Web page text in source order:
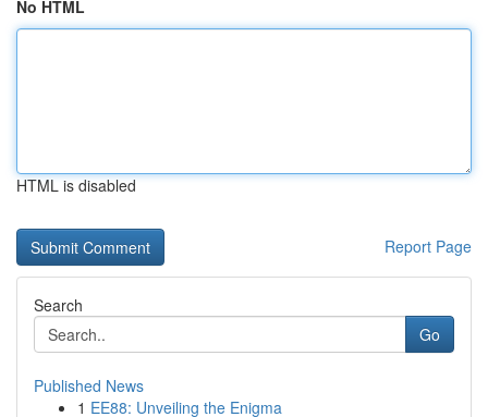
No HTML
HTML is disabled
Report Page
Search
Go
Published News
1 EE88: Unveiling the Enigma